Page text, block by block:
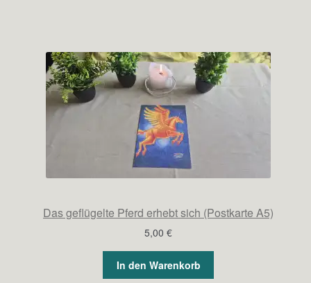
Das geflügelte Pferd erhebt sich (Postkarte A5)
5,00 €
In den Warenkorb